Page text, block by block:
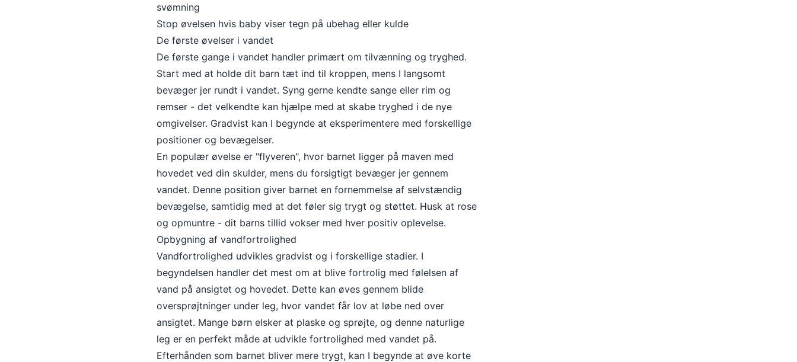
svømning
Stop øvelsen hvis baby viser tegn på ubehag eller kulde
De første øvelser i vandet
De første gange i vandet handler primært om tilvænning og tryghed.
Start med at holde dit barn tæt ind til kroppen, mens I langsomt
bevæger jer rundt i vandet. Syng gerne kendte sange eller rim og
remser - det velkendte kan hjælpe med at skabe tryghed i de nye
omgivelser. Gradvist kan I begynde at eksperimentere med forskellige
positioner og bevægelser.
En populær øvelse er "flyveren", hvor barnet ligger på maven med
hovedet ved din skulder, mens du forsigtigt bevæger jer gennem
vandet. Denne position giver barnet en fornemmelse af selvstændig
bevægelse, samtidig med at det føler sig trygt og støttet. Husk at rose
og opmuntre - dit barns tillid vokser med hver positiv oplevelse.
Opbygning af vandfortrolighed
Vandfortrolighed udvikles gradvist og i forskellige stadier. I
begyndelsen handler det mest om at blive fortrolig med følelsen af
vand på ansigtet og hovedet. Dette kan øves gennem blide
oversprøjtninger under leg, hvor vandet får lov at løbe ned over
ansigtet. Mange børn elsker at plaske og sprøjte, og denne naturlige
leg er en perfekt måde at udvikle fortrolighed med vandet på.
Efterhånden som barnet bliver mere trygt, kan I begynde at øve korte